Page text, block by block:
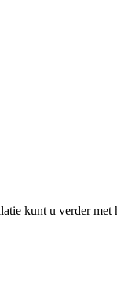
kunt u verder met